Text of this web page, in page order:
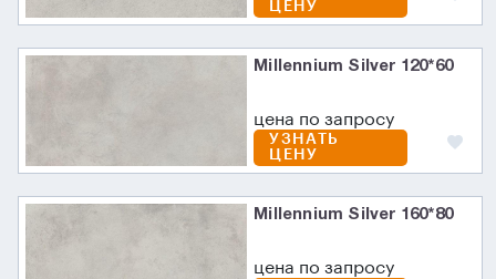
ЦЕНУ
Millennium Silver 120*60
цена по запросу
УЗНАТЬ
ЦЕНУ
Millennium Silver 160*80
цена по запросу